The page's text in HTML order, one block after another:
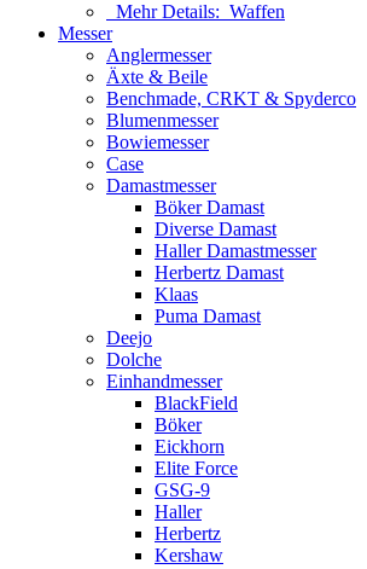
Mehr Details: Waffen
Messer
Anglermesser
Äxte & Beile
Benchmade, CRKT & Spyderco
Blumenmesser
Bowiemesser
Case
Damastmesser
Böker Damast
Diverse Damast
Haller Damastmesser
Herbertz Damast
Klaas
Puma Damast
Deejo
Dolche
Einhandmesser
BlackField
Böker
Eickhorn
Elite Force
GSG-9
Haller
Herbertz
Kershaw